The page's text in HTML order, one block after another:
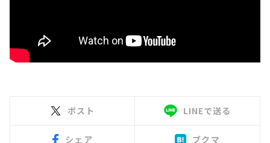
ポスト LINEで送る
シェア ブクマ